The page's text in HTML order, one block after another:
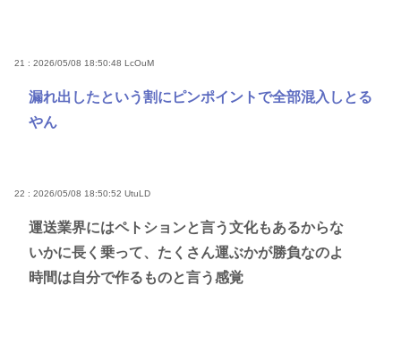
21 : 2026/05/08 18:50:48 LcOuM
漏れ出したという割にピンポイントで全部混入しとる
やん
22 : 2026/05/08 18:50:52 UtuLD
運送業界にはペトションと言う文化もあるからな
いかに長く乗って、たくさん運ぶかが勝負なのよ
時間は自分で作るものと言う感覚